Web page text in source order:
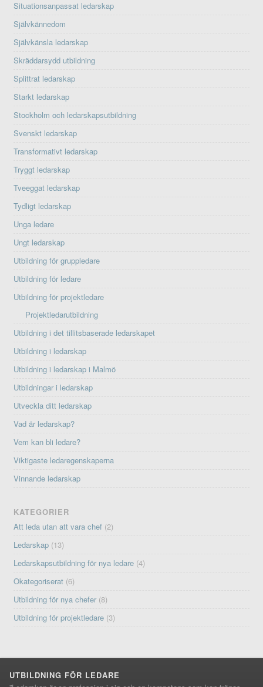
Situationsanpassat ledarskap
Självkännedom
Självkänsla ledarskap
Skräddarsydd utbildning
Splittrat ledarskap
Starkt ledarskap
Stockholm och ledarskapsutbildning
Svenskt ledarskap
Transformativt ledarskap
Tryggt ledarskap
Tveeggat ledarskap
Tydligt ledarskap
Unga ledare
Ungt ledarskap
Utbildning för gruppledare
Utbildning för ledare
Utbildning för projektledare
Projektledarutbildning
Utbildning i det tillitsbaserade ledarskapet
Utbildning i ledarskap
Utbildning i ledarskap i Malmö
Utbildningar i ledarskap
Utveckla ditt ledarskap
Vad är ledarskap?
Vem kan bli ledare?
Viktigaste ledaregenskaperna
Vinnande ledarskap
KATEGORIER
Att leda utan att vara chef (2)
Ledarskap (13)
Ledarskapsutbildning för nya ledare (4)
Okategoriserat (6)
Utbildning för nya chefer (8)
Utbildning för projektledare (3)
UTBILDNING FÖR LEDARE